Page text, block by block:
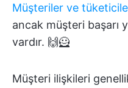
Müşteriler ve
ancak müşteri başarı
vardır. 🙌🦸
Müşteri ilişkileri